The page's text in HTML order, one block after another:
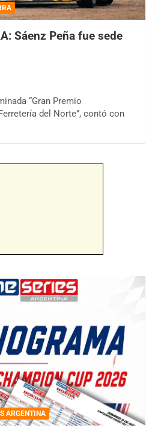
Sáenz Peña fue sede
“Gran Premio
del Norte”, contó con
ARGENTINA